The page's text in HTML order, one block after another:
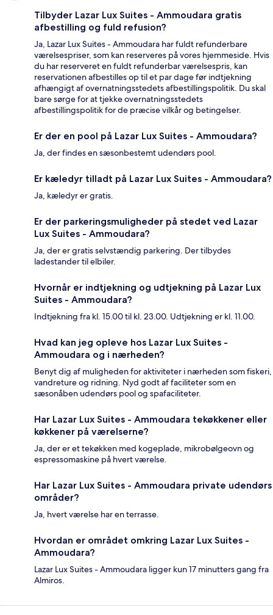
Tilbyder Lazar Lux Suites - Ammoudara gratis
afbestilling og fuld refusion?
Ja, Lazar Lux Suites - Ammoudara har fuldt refunderbare
værelsespriser, som kan reserveres på vores hjemmeside. Hvis
du har reserveret en fuldt refunderbar værelsespris, kan
reservationen afbestilles op til et par dage før indtjekning
afhængigt af overnatningsstedets afbestillingspolitik. Du skal
bare sørge for at tjekke overnatningsstedets
afbestillingspolitik for de præcise vilkår og betingelser.
Er der en pool på Lazar Lux Suites - Ammoudara?
Ja, der findes en sæsonbestemt udendørs pool.
Er kæledyr tilladt på Lazar Lux Suites - Ammoudara?
Ja, kæledyr er gratis.
Er der parkeringsmuligheder på stedet ved Lazar
Lux Suites - Ammoudara?
Ja, der er gratis selvstændig parkering. Der tilbydes
ladestander til elbiler.
Hvornår er indtjekning og udtjekning på Lazar Lux
Suites - Ammoudara?
Indtjekning fra kl. 15.00 til kl. 23.00. Udtjekning er kl. 11.00.
Hvad kan jeg opleve hos Lazar Lux Suites -
Ammoudara og i nærheden?
Benyt dig af muligheden for aktiviteter i nærheden som fiskeri,
vandreture og ridning. Nyd godt af faciliteter som en
sæsonåben udendørs pool og spafaciliteter.
Har Lazar Lux Suites - Ammoudara tekøkkener eller
køkkener på værelserne?
Ja, der er et tekøkken med kogeplade, mikrobølgeovn og
espressomaskine på hvert værelse.
Har Lazar Lux Suites - Ammoudara private udendørs
områder?
Ja, hvert værelse har en terrasse.
Hvordan er området omkring Lazar Lux Suites -
Ammoudara?
Lazar Lux Suites - Ammoudara ligger kun 17 minutters gang fra
Almiros.